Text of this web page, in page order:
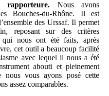
rapporteure. Nous avons
Bouches‑du‑Rhône. Il est
des Urssaf. Il permet
reposant sur des critères
qui nous ont été faits, après
cet outil a beaucoup facilité
avec lequel il nous a été
abouti et pleinement
nous vous ayons posé cette
assez comparables.